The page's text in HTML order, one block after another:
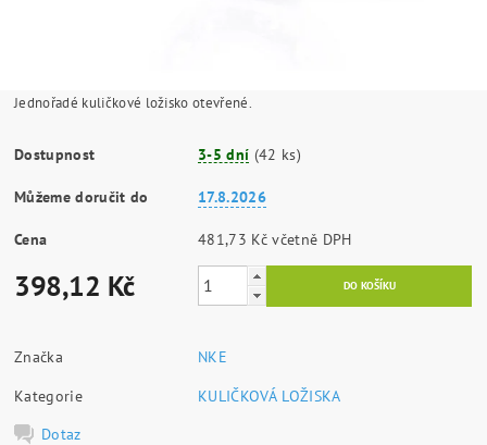
Jednořadé kuličkové ložisko otevřené.
Dostupnost 3-5 dní (42 ks)
Můžeme doručit do 17.8.2026
Cena 481,73 Kč včetně DPH
398,12 Kč
Značka
NKE
Kategorie
KULIČKOVÁ LOŽISKA
Dotaz